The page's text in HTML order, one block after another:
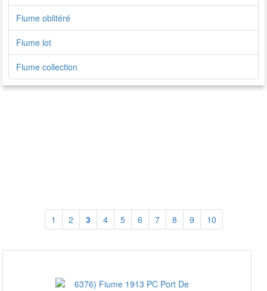
Fiume oblitéré
Fiume lot
Fiume collection
1 2 3 4 5 6 7 8 9 10